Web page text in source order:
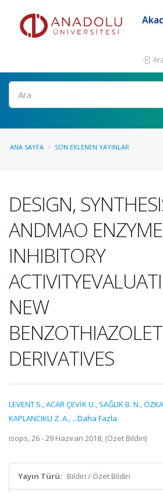
Ara
ANA SAYFA SON EKLENEN YAYINLAR
DESIGN,
ANDMAO
INHIBITORY
NEW
DERIVATIVES
LEVENT S.,ACAR ÇEVİK U., SAĞLIK B. N.,
KAPLANCIKLI Z. A., ...Daha Fazla
ısops, 26 - 29 Haziran 2018, (Özet Bildiri)
Yayın Türü: Bildiri / Özet Bildiri